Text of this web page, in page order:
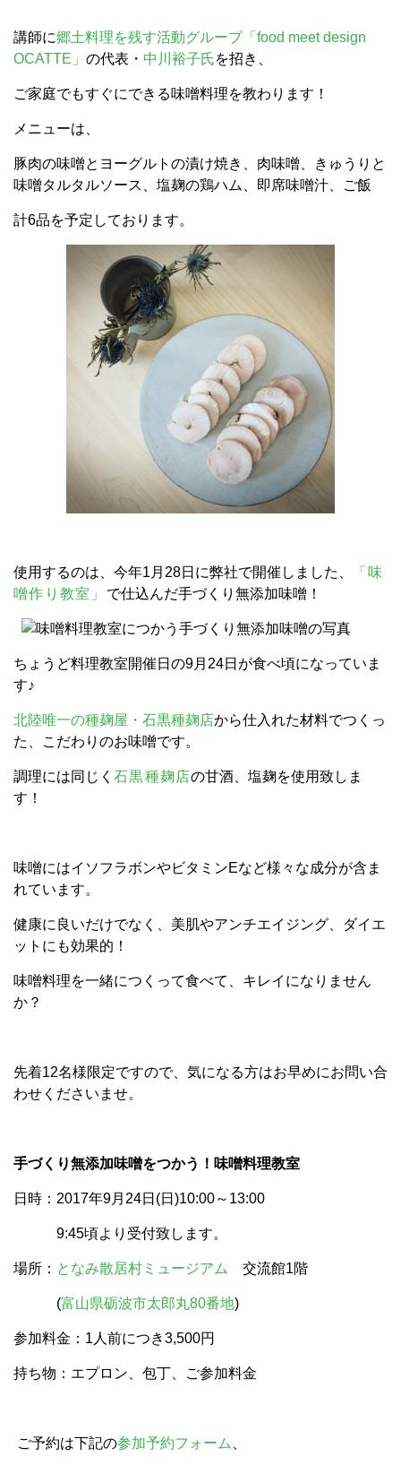
講師に郷土料理を残す活動グループ「food meet design
OCATTE」 の代表・ 中川裕子氏を招き、
ご家庭でもすぐにできる味噌料理を教わります！
メニューは、
豚肉の味噌とヨーグルトの漬け焼き、肉味噌、きゅうりと
味噌タルタルソース、塩麹の鶏ハム、即席味噌汁、ご飯
計6品を予定しております。
使用するのは、今年1月28日に弊社で開催しました、
「味
噌作り教室」 で仕込んだ手づくり無添加味噌！
ちょうど料理教室開催日の9月24日が食べ頃になっていま
す♪
北陸唯一の種麹屋・石黒種麹店から仕入れた材料でつくっ
た、こだわりのお味噌です。
調理には同じく 石黒種麹店の甘酒、塩麹を使用致しま
す！
味噌にはイソフラボンやビタミンEなど様々な成分が含ま
れています。
健康に良いだけでなく、美肌やアンチエイジング、ダイエ
ットにも効果的！
味噌料理を一緒につくって食べて、キレイになりません
か？
先着12名様限定ですので、気になる方はお早めにお問い合
わせくださいませ。
手づくり無添加味噌をつかう！味噌料理教室
日時：2017年9月24日(日)10:00～13:00
9:45頃より受付致します。
場所： となみ散居村ミュージアム 交流館1階
(富山県砺波市太郎丸80番地)
参加料金：1人前につき3,500円
持ち物：エプロン、包丁、ご参加料金
ご予約は下記の参加予約フォーム